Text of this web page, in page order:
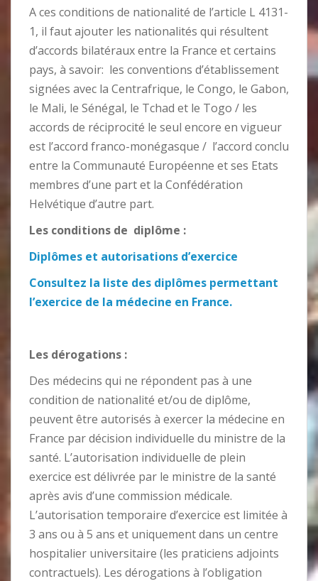
A ces conditions de nationalité de l’article L 4131-
1, il faut ajouter les nationalités qui résultent
d’accords bilatéraux entre la France et certains
pays, à savoir: les conventions d’établissement
signées avec la Centrafrique, le Congo, le Gabon,
le Mali, le Sénégal, le Tchad et le Togo / les
accords de réciprocité le seul encore en vigueur
est l’accord franco-monégasque / l’accord conclu
entre la Communauté Européenne et ses Etats
membres d’une part et la Confédération
Helvétique d’autre part.
Les conditions de diplôme :
Diplômes et autorisations d’exercice
Consultez la liste des diplômes permettant
l’exercice de la médecine en France.
Les dérogations :
Des médecins qui ne répondent pas à une
condition de nationalité et/ou de diplôme,
peuvent être autorisés à exercer la médecine en
France par décision individuelle du ministre de la
santé. L’autorisation individuelle de plein
exercice est délivrée par le ministre de la santé
après avis d’une commission médicale.
L’autorisation temporaire d’exercice est limitée à
3 ans ou à 5 ans et uniquement dans un centre
hospitalier universitaire (les praticiens adjoints
contractuels). Les dérogations à l’obligation